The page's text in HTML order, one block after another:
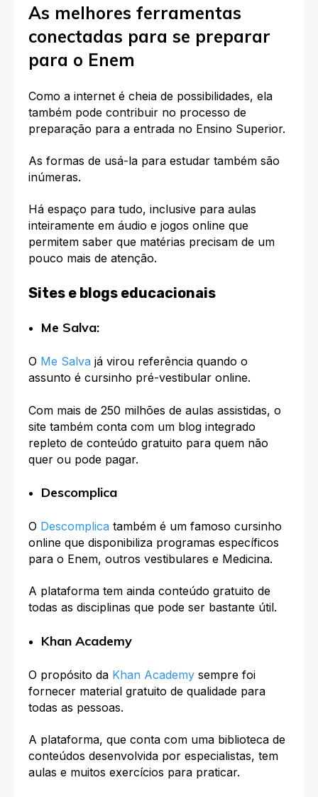
As melhores ferramentas
conectadas para se preparar
para o Enem
Como a internet é cheia de possibilidades, ela
também pode contribuir no processo de
preparação para a entrada no Ensino Superior.
As formas de usá-la para estudar também são
inúmeras.
Há espaço para tudo, inclusive para aulas
inteiramente em áudio e jogos online que
permitem saber que matérias precisam de um
pouco mais de atenção.
Sites e blogs educacionais
Me Salva:
O Me Salva já virou referência quando o
assunto é cursinho pré-vestibular online.
Com mais de 250 milhões de aulas assistidas, o
site também conta com um blog integrado
repleto de conteúdo gratuito para quem não
quer ou pode pagar.
Descomplica
O Descomplica também é um famoso cursinho
online que disponibiliza programas específicos
para o Enem, outros vestibulares e Medicina.
A plataforma tem ainda conteúdo gratuito de
todas as disciplinas que pode ser bastante útil.
Khan Academy
O propósito da Khan Academy sempre foi
fornecer material gratuito de qualidade para
todas as pessoas.
A plataforma, que conta com uma biblioteca de
conteúdos desenvolvida por especialistas, tem
aulas e muitos exercícios para praticar.